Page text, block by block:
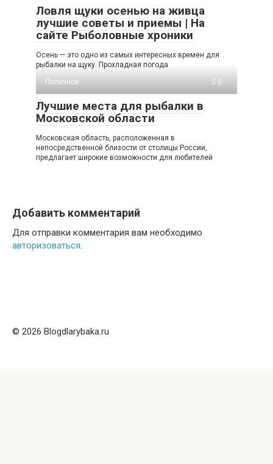
Ловля щуки осенью на живца
лучшие советы и приемы | На
сайте Рыболовные хроники
Осень — это одно из самых интересных времен для
рыбалки на щуку. Прохладная погода
Полезное
0
Лучшие места для рыбалки в
Московской области
Московская область, расположенная в
непосредственной близости от столицы России,
предлагает широкие возможности для любителей
Добавить комментарий
Для отправки комментария вам необходимо
авторизоваться.
© 2026 Blogdlarybaka.ru